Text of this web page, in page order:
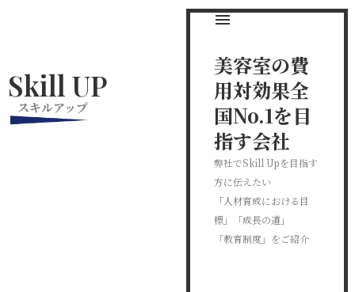
Skill UP
スキルアップ
美容室の費
用対効果全
国No.1を目
指す会社
弊社でSkill Upを目指す
方に伝えたい
「人材育成における目
標」「成長の道」
「教育制度」をご紹介